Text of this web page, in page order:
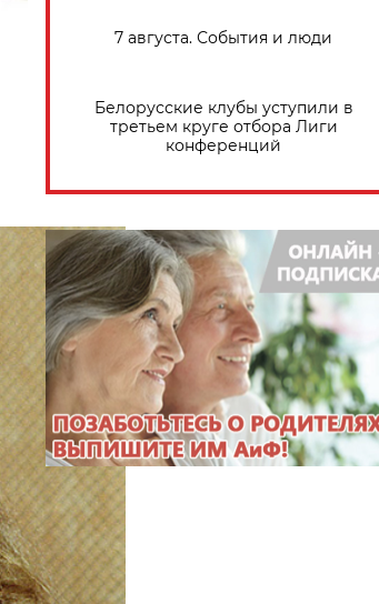
7 августа. События и люди
Белорусские клубы уступили в
третьем круге отбора Лиги
конференций